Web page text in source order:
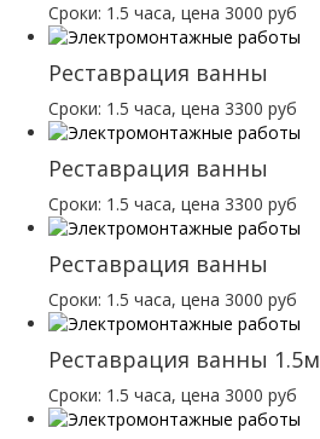
Сроки: 1.5 часа, цена 3000 руб
Реставрация ванны
Сроки: 1.5 часа, цена 3300 руб
Реставрация ванны
Сроки: 1.5 часа, цена 3300 руб
Реставрация ванны
Сроки: 1.5 часа, цена 3000 руб
Реставрация ванны 1.5м
Сроки: 1.5 часа, цена 3000 руб